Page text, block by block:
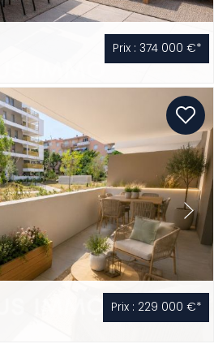
Prix : 374 000 €*
Prix : 229 000 €*